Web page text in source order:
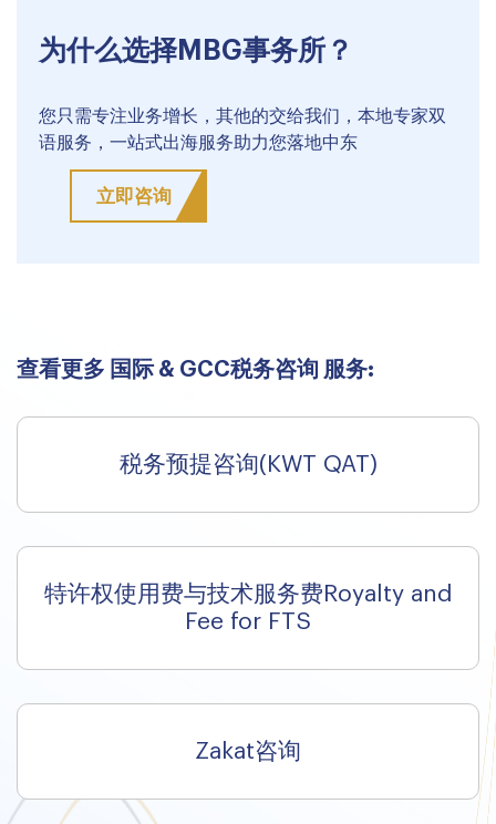
为什么选择MBG事务所？
您只需专注业务增长，其他的交给我们，本地专家双
语服务，一站式出海服务助力您落地中东
立即咨询
查看更多 国际 & GCC税务咨询 服务:
税务预提咨询(KWT QAT)
特许权使用费与技术服务费Royalty and
Fee for FTS
Zakat咨询